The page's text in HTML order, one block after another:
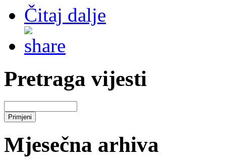
Čitaj dalje
Pretraga vijesti
Mjesečna arhiva